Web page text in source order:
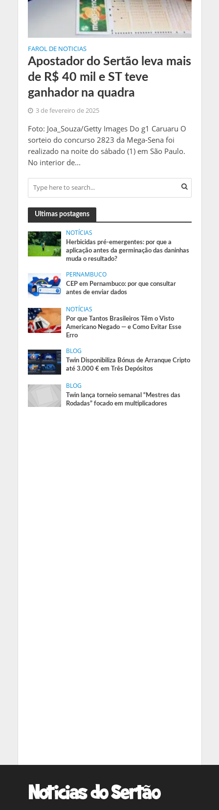
FAROL DE NOTICIAS
Apostador do Sertão leva mais
de R$ 40 mil e ST teve
ganhador na quadra
3 de fevereiro de 2025
Foto: Joa_Souza/Getty Images Do g1 Caruaru O
sorteio do concurso 2823 da Mega-Sena foi
realizado na noite do sábado (1) em São Paulo.
No interior de...
Ultimas postagens
NOTÍCIAS
Herbicidas pré-emergentes: por que a
aplicação antes da germinação das daninhas
muda o resultado?
PERNAMBUCO
CEP em Pernambuco: por que consultar
antes de enviar dados
NOTÍCIAS
Por que Tantos Brasileiros Têm o Visto
Americano Negado — e Como Evitar Esse
Erro
BLOG
Twin Disponibiliza Bónus de Arranque Cripto
até 3.000 € em Três Depósitos
BLOG
Twin lança torneio semanal “Mestres das
Rodadas” focado em multiplicadores